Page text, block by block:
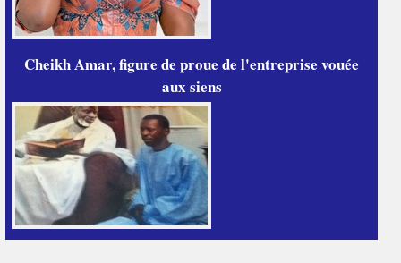
Cheikh Amar, figure de proue de l'entreprise vouée
aux siens